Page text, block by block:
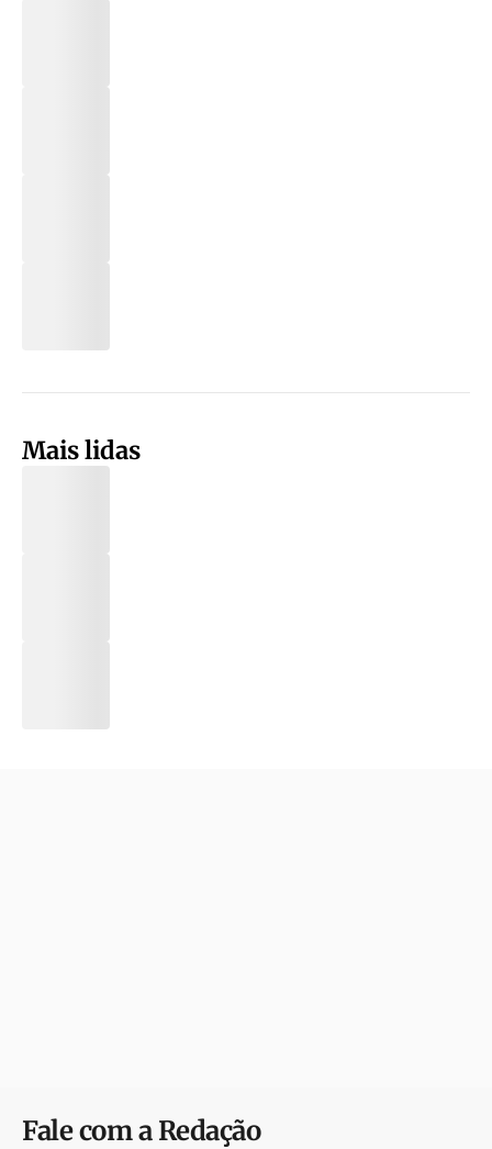
Mais lidas
Fale com a Redação